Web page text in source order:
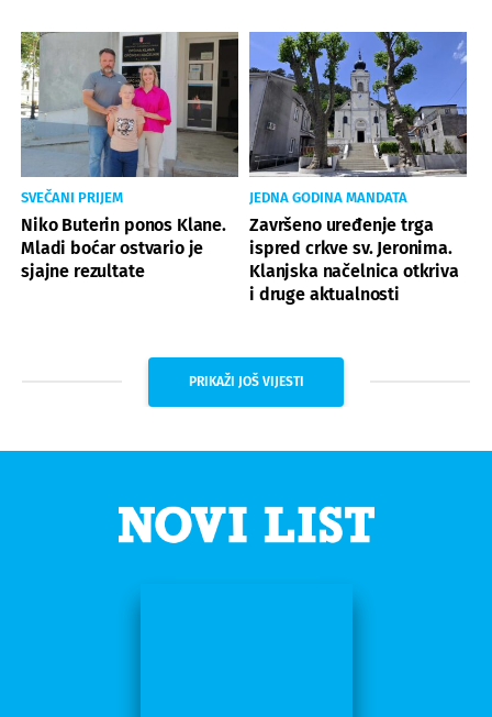
SVEČANI PRIJEM
Niko Buterin ponos Klane.
Mladi boćar ostvario je
sjajne rezultate
JEDNA GODINA MANDATA
Završeno uređenje trga
ispred crkve sv. Jeronima.
Klanjska načelnica otkriva
i druge aktualnosti
PRIKAŽI JOŠ VIJESTI